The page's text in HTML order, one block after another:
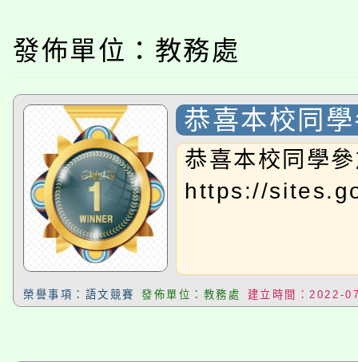
心理、諮商輔導、社會
系所師生報名參加。
程
學期銜接期間理賠案件
學籍身 分審查程序及
版
淨零綠領人才培育課程
公告本校115學年度第
代理(課)教師甄選結果(
「2026金融保險知識
車」活動
桃園市115學年度學生
生本土語及新住民語歌
公告本校115學年度第
代理(課)教師甄選結果(
公告本校115學年度第
發佈單位：教務處
恭喜本校同
恭喜本校同學
https://
榮譽事項：語文競賽 發佈單位：教務處 建立時間：2022-